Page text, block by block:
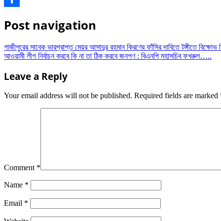
Post navigation
গাজীপুরের সাবেক ভারপ্রাপ্ত মেয়র আসাদুর রহমান কিরণের ফাঁসির দাবিতে টঙ্গীতে
আওয়ামী লীগ নির্বাচন করবে কি না তা ঠিক করবে জনগণ : বিএনপি মহাসচিব ফখরুল…..
Leave a Reply
Your email address will not be published. Required fields are marked
Comment *
Name *
Email *